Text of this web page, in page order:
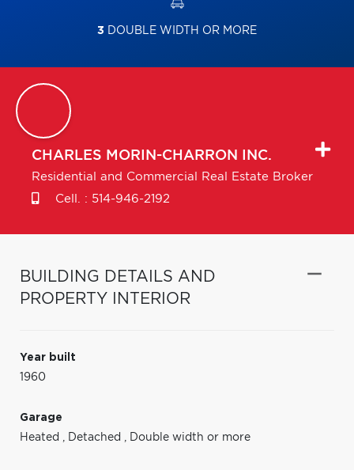
3 DOUBLE WIDTH OR MORE
CHARLES MORIN-CHARRON INC.
Residential and Commercial Real Estate Broker
Cell. : 514-946-2192
BUILDING DETAILS AND
PROPERTY INTERIOR
Year built
1960
Garage
Heated
Detached Double width or more